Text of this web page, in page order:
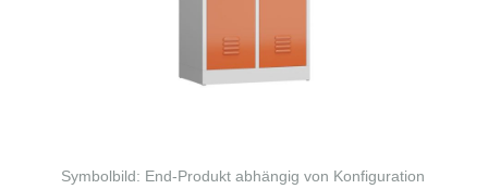
Symbolbild: End-Produkt abhängig von Konfiguration